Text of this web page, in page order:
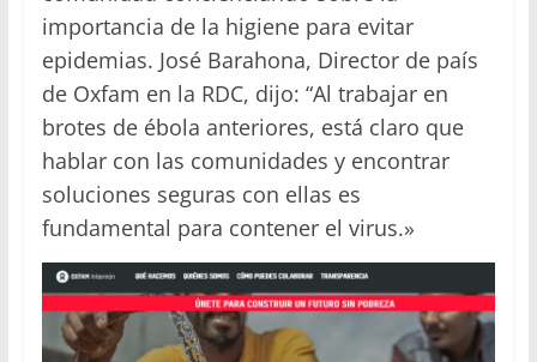
importancia de la higiene para evitar
epidemias. José Barahona, Director de país
de Oxfam en la RDC, dijo: “Al trabajar en
brotes de ébola anteriores, está claro que
hablar con las comunidades y encontrar
soluciones seguras con ellas es
fundamental para contener el virus.»